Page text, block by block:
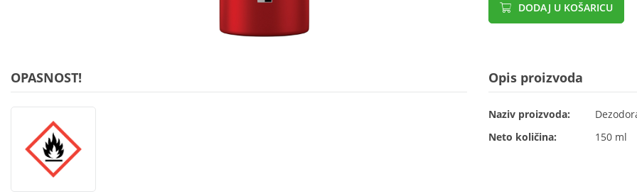
DODAJ U KOŠARICU
OPASNOST! Opis proizvoda
Naziv proizvoda:
Neto količina:
150 ml